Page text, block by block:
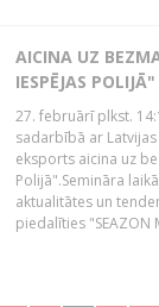
AICINA UZ
IESPĒJAS POLIJĀ"
27. februārī plkst.
sadarbībā ar
eksports aicina uz
Polijā".Semināra
aktualitātes un
piedalīties "SEAZON